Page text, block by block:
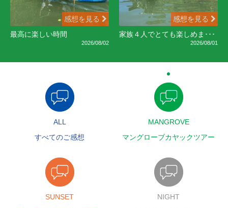
感想を見る
最高に楽しい時間
2026/08/02
感想を見る
家族４人でとても楽しめま･･･
2026/08/01
ALL
すべてのご感想
MANGROVE
マングローブカヤックツアー
SUNSET
NIGHT